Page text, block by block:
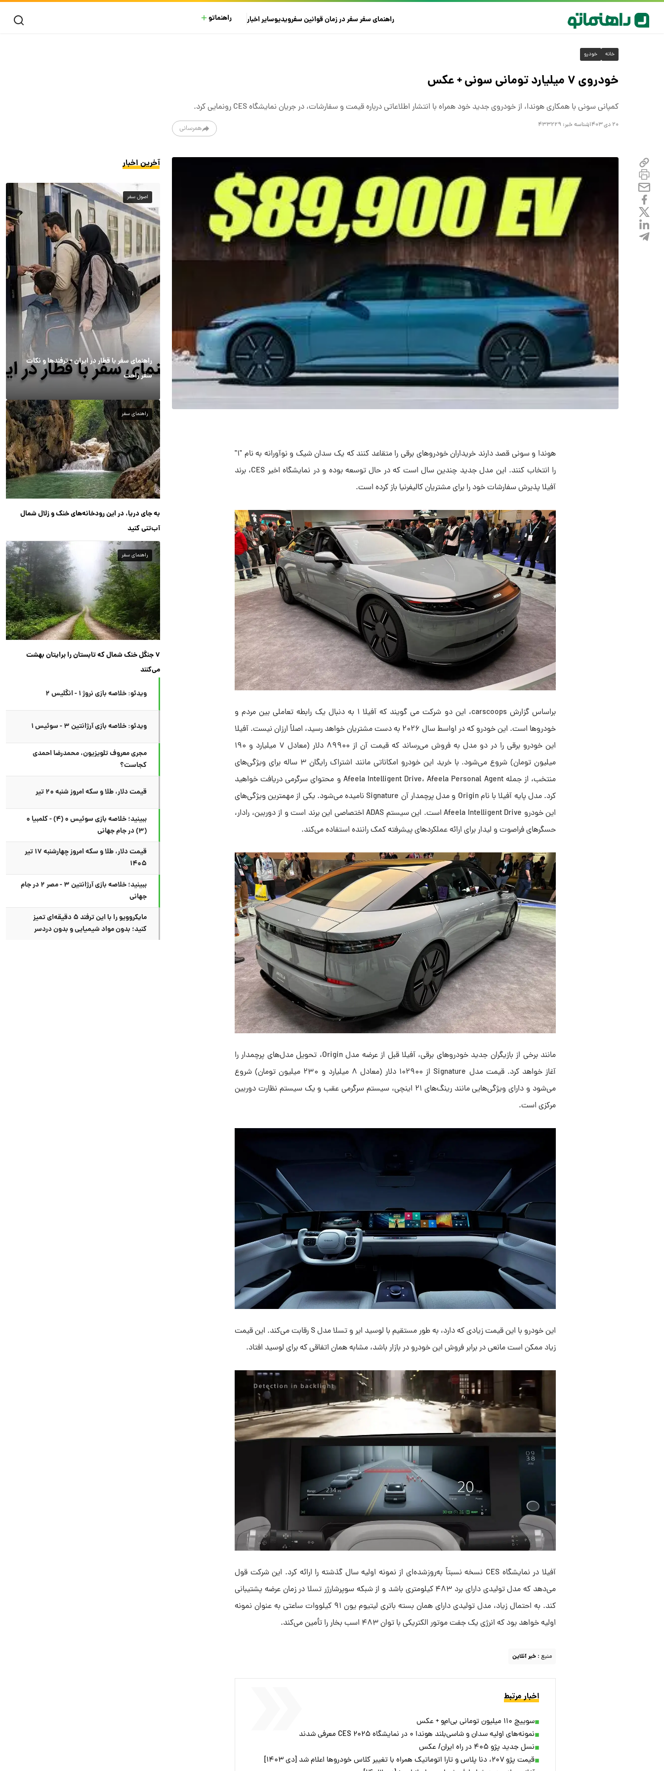
راهنمای سفرسفر در زمانقوانین سفرویدیوسایراخبار راهنماتو
خانه خودرو
خودروی ۷ میلیارد تومانی سونی + عکس
کمپانی سونی با همکاری هوندا، از خودروی جدید خود همراه با انتشار اطلاعاتی درباره قیمت و سفارشات، در جریان نمایشگاه CES رونمایی کرد.
۲۰ دی ۱۴۰۳ شناسه خبر: ۴۳۳۲۲۹ همرسانی
هوندا و سونی قصد دارند خریداران خودروهای برقی را متقاعد کنند که یک سدان شیک و نوآورانه به نام "۱"
را انتخاب کنند. این مدل جدید چندین سال است که در حال توسعه بوده و در نمایشگاه اخیر CES، برند
آفیلا پذیرش سفارشات خود را برای مشتریان کالیفرنیا باز کرده است.
براساس گزارش carscoops، این دو شرکت می گویند که آفیلا ۱ به دنبال یک رابطه تعاملی بین مردم و
خودروها است. این خودرو که در اواسط سال ۲۰۲۶ به دست مشتریان خواهد رسید، اصلاً ارزان نیست. آفیلا
این خودرو برقی را در دو مدل به فروش می‌رساند که قیمت آن از ۸۹۹۰۰ دلار (معادل ۷ میلیارد و ۱۹۰
میلیون تومان) شروع می‌شود. با خرید این خودرو امکاناتی مانند اشتراک رایگان ۳ ساله برای ویژگی‌های
منتخب، از جمله Afeela Intelligent Drive، Afeela Personal Agent و محتوای سرگرمی دریافت خواهید
کرد. مدل پایه آفیلا با نام Origin و مدل پرچمدار آن Signature نامیده می‌شود. یکی از مهمترین ویژگی‌های
این خودرو Afeela Intelligent Drive است. این سیستم ADAS اختصاصی این برند است و از دوربین، رادار،
حسگرهای فراصوت و لیدار برای ارائه عملکردهای پیشرفته کمک راننده استفاده می‌کند.
مانند برخی از بازیگران جدید خودروهای برقی، آفیلا قبل از عرضه مدل Origin، تحویل مدل‌های پرچمدار را
آغاز خواهد کرد. قیمت مدل Signature از ۱۰۲۹۰۰ دلار (معادل ۸ میلیارد و ۲۳۰ میلیون تومان) شروع
می‌شود و دارای ویژگی‌هایی مانند رینگ‌های ۲۱ اینچی، سیستم سرگرمی عقب و یک سیستم نظارت دوربین
مرکزی است.
این خودرو با این قیمت زیادی که دارد، به طور مستقیم با لوسید ایر و تسلا مدل S رقابت می‌کند. این قیمت
زیاد ممکن است مانعی در برابر فروش این خودرو در بازار باشد، مشابه همان اتفاقی که برای لوسید افتاد.
آفیلا در نمایشگاه CES نسخه نسبتاً به‌روزشده‌ای از نمونه اولیه سال گذشته را ارائه کرد. این شرکت قول
می‌دهد که مدل تولیدی دارای برد ۴۸۳ کیلومتری باشد و از شبکه سوپرشارژر تسلا در زمان عرضه پشتیبانی
کند. به احتمال زیاد، مدل تولیدی دارای همان بسته باتری لیتیوم یون ۹۱ کیلووات ساعتی به عنوان نمونه
اولیه خواهد بود که انرژی یک جفت موتور الکتریکی با توان ۴۸۳ اسب بخار را تأمین می‌کند.
منبع : خبر آنلاین
اخبار مرتبط
سوییچ ۱۱۰ میلیون تومانی بی‌ام‌و + عکس
نمونه‌های اولیه سدان و شاسی‌بلند هوندا ۰ در نمایشگاه CES ۲۰۲۵ معرفی شدند
نسل جدید پژو ۴۰۵ در راه ایران/ عکس
قیمت پژو ۲۰۷، دنا پلاس و تارا اتوماتیک همراه با تغییر کلاس خودروها اعلام شد [دی ۱۴۰۳]
آخرین اخبار
اصول سفر
راهنمای سفر با قطار در ایران + ترفندها و نکات
سفر راحت
راهنمای سفر
به جای دریا، در این رودخانه‌های خنک و زلال شمال
آب‌تنی کنید
راهنمای سفر
۷ جنگل خنک شمال که تابستان را برایتان بهشت
می‌کنند
ویدئو: خلاصه بازی نروژ ۱ - انگلیس ۲
ویدئو: خلاصه بازی آرژانتین ۳ - سوئیس ۱
مجری معروف تلویزیون، محمدرضا احمدی
کجاست؟
قیمت دلار، طلا و سکه امروز شنبه ۲۰ تیر
ببینید؛ خلاصه بازی سوئیس ۰ (۴) - کلمبیا ۰
(۳) در جام جهانی
قیمت دلار، طلا و سکه امروز چهارشنبه ۱۷ تیر
۱۴۰۵
ببینید؛ خلاصه بازی آرژانتین ۳ - مصر ۲ در جام
جهانی
مایکروویو را با این ترفند ۵ دقیقه‌ای تمیز
کنید؛ بدون مواد شیمیایی و بدون دردسر